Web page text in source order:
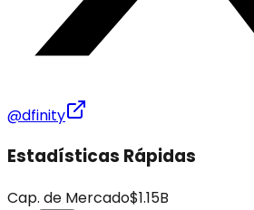
@dfinity
Estadísticas Rápidas
Cap. de Mercado$1.15B